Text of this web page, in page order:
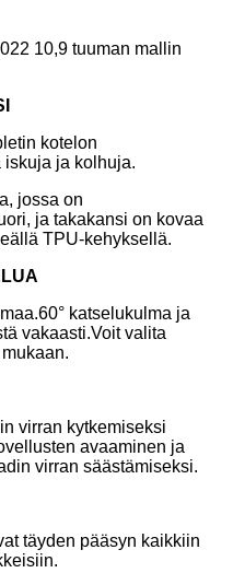
10,9 tuuman mallin
kotelon
iskuja ja kolhuja.
jossa on
ja takakansi on kovaa
TPU-kehyksellä.
katselukulma ja
vakaasti.Voit valita
virran kytkemiseksi
avaaminen ja
virran säästämiseksi.
täyden pääsyn kaikkiin